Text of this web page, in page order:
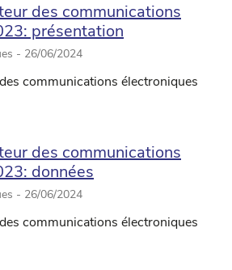
des communications
présentation
- 26/06/2024
communications électroniques
des communications
données
- 26/06/2024
communications électroniques